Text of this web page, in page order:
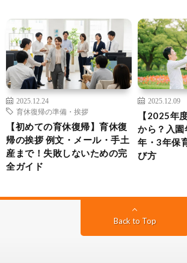
2025.12.24
育休復帰の準備・挨拶
【初めての育休復帰】育休復
帰の挨拶 例文・メール・手土
産まで！失敗しないための完
全ガイド
2025.12.09
【2025年
から？入園
年・3年保
び方
Back to Top